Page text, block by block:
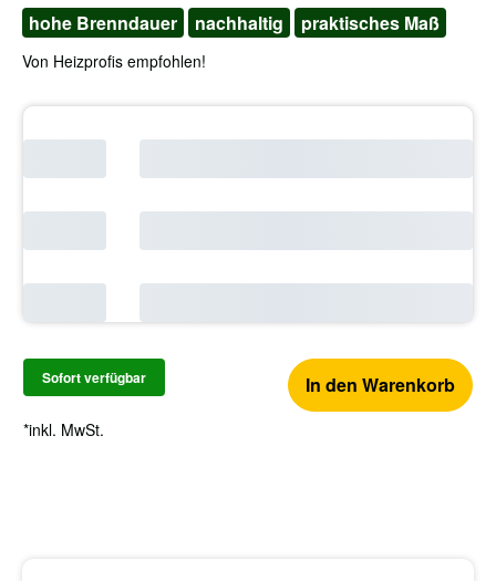
hohe Brenndauer nachhaltig praktisches Maß
Von Heizprofis empfohlen!
Sofort verfügbar
*inkl. MwSt.
In den Warenkorb